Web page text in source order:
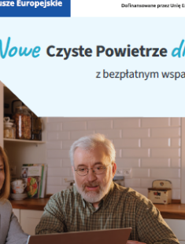
akcji „100
odsłonę akcji